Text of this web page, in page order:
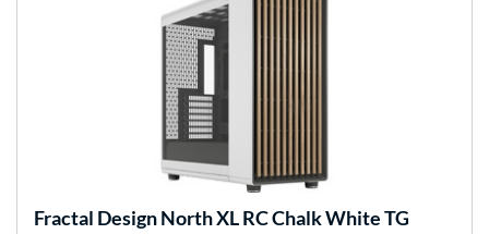
Fractal DesignNorth XL RC Chalk White TG